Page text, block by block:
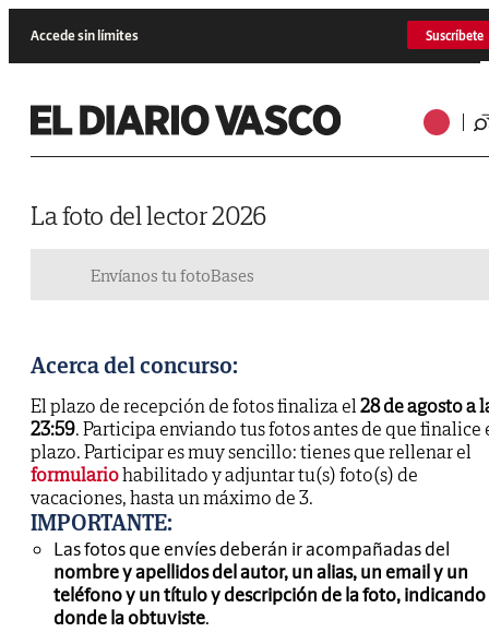
Accede sin límites Suscríbete
La foto del lector 2026
Envíanos tu fotoBases
Acerca del concurso:
El plazo de recepción de fotos finaliza el28 de agosto a
23:59. Participa enviando tus fotos antes de que finalice
plazo. Participar es muy sencillo: tienes que rellenar el
formulariohabilitado y adjuntar tu(s) foto(s) de
vacaciones, hasta un máximo de 3.
IMPORTANTE:
Las fotos que envíes deberán ir acompañadas del
nombre y apellidos del autor, un alias, un email y un
teléfono y un título y descripción de la foto, indicando
donde la obtuviste.